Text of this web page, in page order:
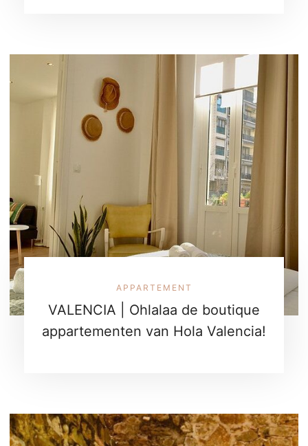
APPARTEMENT
VALENCIA | Ohlalaa de boutique
appartementen van Hola Valencia!